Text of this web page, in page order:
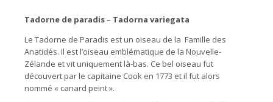
Tadorne de paradis– Tadorna variegata
Le Tadorne de Paradis est un oiseau de la Famille des
Anatidés. Il est l’oiseau emblématique de la Nouvelle-
Zélande et vit uniquement là-bas. Ce bel oiseau fut
découvert par le capitaine Cook en 1773 et il fut alors
nommé « canard peint ».